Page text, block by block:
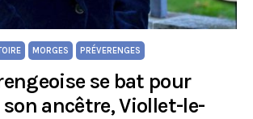
MORGES PRÉVERENGES
se bat pour
son ancêtre, Viollet-le-